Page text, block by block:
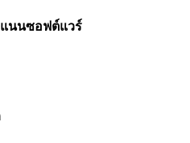
นนซอฟต์แวร์